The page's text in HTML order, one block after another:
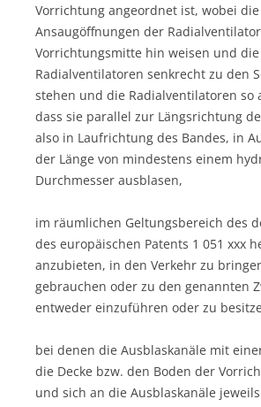
Vorrichtung angeordnet ist, wobei die
Ansaugöffnungen der
Vorrichtungsmitte hin weisen und
Radialventilatoren senkrecht zu den
stehen und die Radialventilatoren so
dass sie parallel zur Längsrichtung
also in Laufrichtung des Bandes, in
der Länge von mindestens einem
Durchmesser ausblasen,
im räumlichen Geltungsbereich des
des europäischen Patents 1 051 xxx
anzubieten, in den Verkehr zu
gebrauchen oder zu den genannten
entweder einzuführen oder zu
bei denen die Ausblaskanäle mit
die Decke bzw. den Boden der
und sich an die Ausblaskanäle